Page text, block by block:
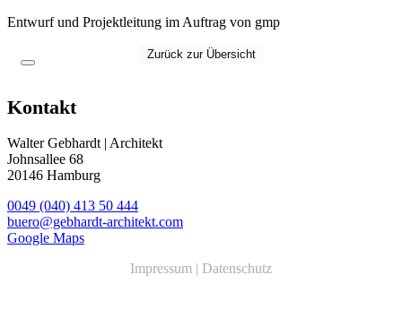
Entwurf und Projektleitung im Auftrag von gmp
Zurück zur Übersicht
Kontakt
Walter Gebhardt | Architekt
Johnsallee 68
20146 Hamburg
0049 (040) 413 50 444
buero@gebhardt-architekt.com
Google Maps
Impressum | Datenschutz